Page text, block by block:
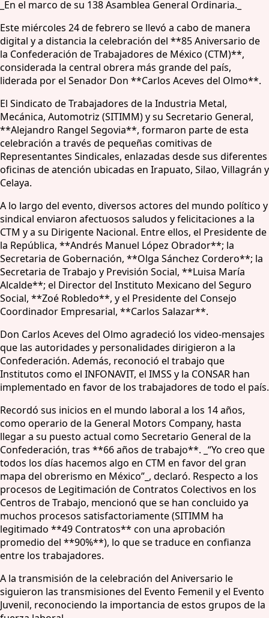
_En el marco de su 138 Asamblea General Ordinaria._
Este miércoles 24 de febrero se llevó a cabo de manera
digital y a distancia la celebración del **85 Aniversario de
la Confederación de Trabajadores de México (CTM)**,
considerada la central obrera más grande del país,
liderada por el Senador Don **Carlos Aceves del Olmo**.
El Sindicato de Trabajadores de la Industria Metal,
Mecánica, Automotriz (SITIMM) y su Secretario General,
**Alejandro Rangel Segovia**, formaron parte de esta
celebración a través de pequeñas comitivas de
Representantes Sindicales, enlazadas desde sus diferentes
oficinas de atención ubicadas en Irapuato, Silao, Villagrán y
Celaya.
A lo largo del evento, diversos actores del mundo político y
sindical enviaron afectuosos saludos y felicitaciones a la
CTM y a su Dirigente Nacional. Entre ellos, el Presidente de
la República, **Andrés Manuel López Obrador**; la
Secretaria de Gobernación, **Olga Sánchez Cordero**; la
Secretaria de Trabajo y Previsión Social, **Luisa María
Alcalde**; el Director del Instituto Mexicano del Seguro
Social, **Zoé Robledo**, y el Presidente del Consejo
Coordinador Empresarial, **Carlos Salazar**.
Don Carlos Aceves del Olmo agradeció los video-mensajes
que las autoridades y personalidades dirigieron a la
Confederación. Además, reconoció el trabajo que
Institutos como el INFONAVIT, el IMSS y la CONSAR han
implementado en favor de los trabajadores de todo el país.
Recordó sus inicios en el mundo laboral a los 14 años,
como operario de la General Motors Company, hasta
llegar a su puesto actual como Secretario General de la
Confederación, tras **66 años de trabajo**. _“Yo creo que
todos los días hacemos algo en CTM en favor del gran
mapa del obrerismo en México”_, declaró. Respecto a los
procesos de Legitimación de Contratos Colectivos en los
Centros de Trabajo, mencionó que se han concluido ya
muchos procesos satisfactoriamente (SITIMM ha
legitimado **49 Contratos** con una aprobación
promedio del **90%**), lo que se traduce en confianza
entre los trabajadores.
A la transmisión de la celebración del Aniversario le
siguieron las transmisiones del Evento Femenil y el Evento
Juvenil, reconociendo la importancia de estos grupos de la